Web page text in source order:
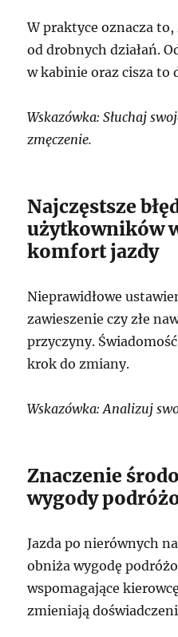
W praktyce oznacza
od drobnych działań.
w kabinie oraz cisza to
Wskazówka: Słuchaj
zmęczenie.
Najczęstsze
użytkowników
komfort jazdy
Nieprawidłowe
zawieszenie czy złe
przyczyny.
krok do zmiany.
Wskazówka: Analizuj
Znaczenie
wygody
Jazda po nierównych
obniża wygodę
wspomagające
zmieniają